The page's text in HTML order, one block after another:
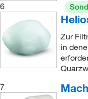
6
Zur
in
7